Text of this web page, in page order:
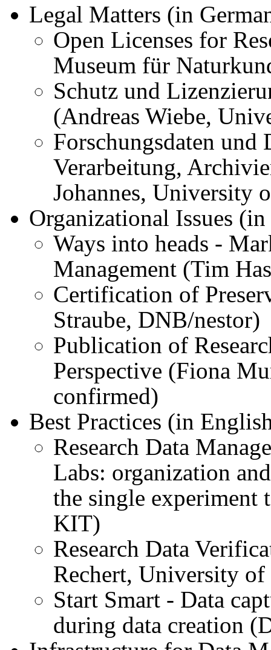
Legal Matters (in
Open Licenses for
Museum für
Schutz und
(Andreas Wiebe,
Forschungsdaten und
Verarbeitung,
Johannes, University
Organizational Issues
Ways into heads -
Management (Tim
Certification of
Straube, DNB/nestor)
Publication of
Perspective (Fiona
confirmed)
Best Practices (in
Research Data
Labs: organization
the single
KIT)
Research Data
Rechert, University
Start Smart - Data
during data creation